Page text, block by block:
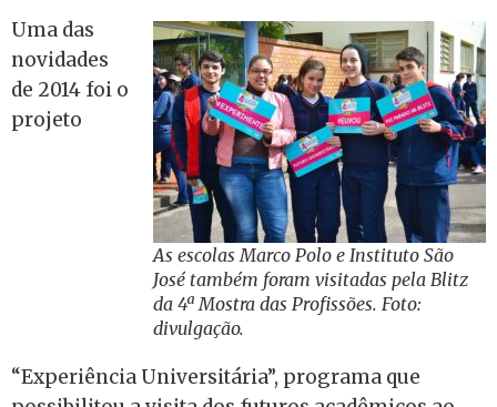
As escolas Marco Polo e Instituto São
José também foram visitadas pela Blitz
da 4ª Mostra das Profissões. Foto:
divulgação.
Uma das
novidades
de 2014 foi o
projeto
“Experiência Universitária”, programa que